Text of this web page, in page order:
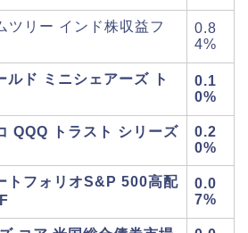
ツリー インド株収益フ
0.8
4%
ルド ミニシェアーズ ト
0.1
0%
QQQ トラスト シリーズ
0.2
0%
トフォリオS&P 500高配
0.0
7%